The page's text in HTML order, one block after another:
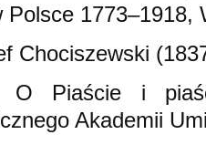
Polsce 1773–1918,
Chociszewski
O Piaście i
Akademii